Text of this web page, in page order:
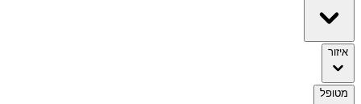
איזור
מטופל